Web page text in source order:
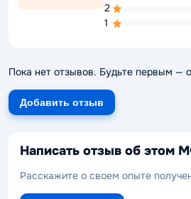
2
1
Пока нет отзывов. Будьте первым —
Добавить отзыв
Написать отзыв об этом
Расскажите о своем опыте